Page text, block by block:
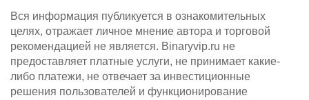
Вся информация публикуется в ознакомительных
целях, отражает личное мнение автора и торговой
рекомендацией не является. Binaryvip.ru не
предоставляет платные услуги, не принимает какие-
либо платежи, не отвечает за инвестиционные
решения пользователей и функционирование